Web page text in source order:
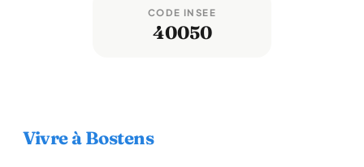
CODE INSEE
40050
Vivre à Bostens